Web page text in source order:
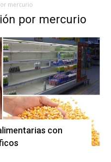
mercurio
por mercurio
con